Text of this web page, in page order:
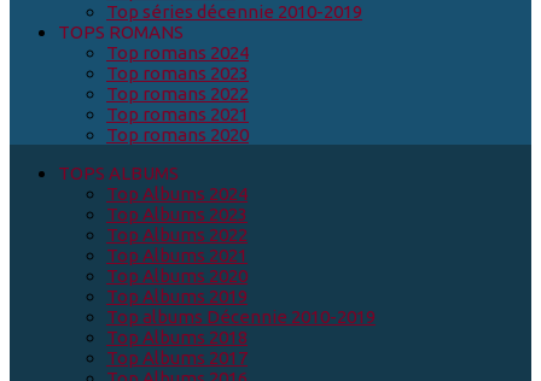
Top séries décennie 2010-2019
TOPS ROMANS
Top romans 2024
Top romans 2023
Top romans 2022
Top romans 2021
Top romans 2020
TOPS ALBUMS
Top Albums 2024
Top Albums 2023
Top Albums 2022
Top Albums 2021
Top Albums 2020
Top Albums 2019
Top albums Décennie 2010-2019
Top Albums 2018
Top Albums 2017